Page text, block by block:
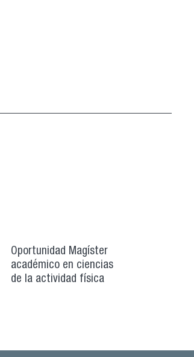
Oportunidad Magíster
académico en ciencias
de la actividad física